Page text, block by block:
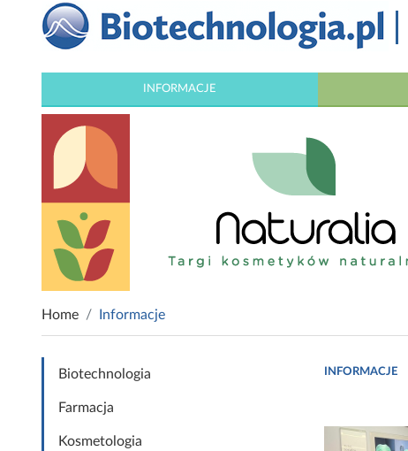
INFORMACJE
Home Informacje
Biotechnologia
Farmacja
Kosmetologia
INFORMACJE